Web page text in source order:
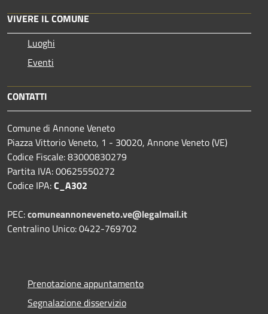
VIVERE IL COMUNE
Luoghi
Eventi
CONTATTI
Comune di Annone Veneto
Piazza Vittorio Veneto, 1 - 30020, Annone Veneto (VE)
Codice Fiscale: 83000830279
Partita IVA: 00625550272
Codice IPA:C_A302
PEC:comuneannoneveneto.ve@legalmail.it
Centralino Unico: 0422-769702
Prenotazione appuntamento
Segnalazione disservizio